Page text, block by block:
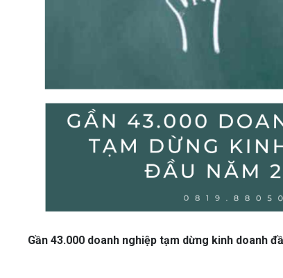
Gần 43.000 doanh nghiệp tạm dừng kinh doanh